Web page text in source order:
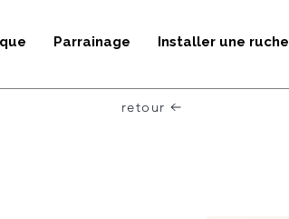
Parrainage Installer une ruche
retour